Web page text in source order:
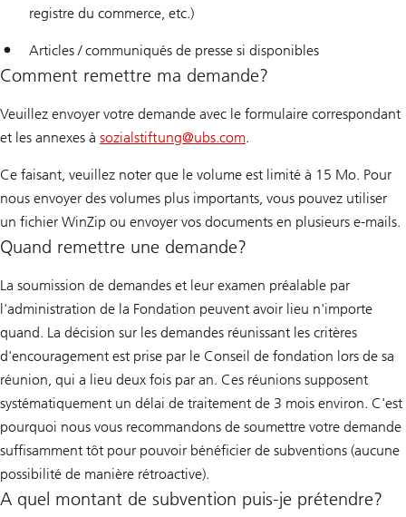
registre du commerce, etc.)
Articles / communiqués de presse si disponibles
Comment remettre ma demande?
Veuillez envoyer votre demande avec le formulaire correspondant
et les annexes à sozialstiftung@ubs.com.
Ce faisant, veuillez noter que le volume est limité à 15 Mo. Pour
nous envoyer des volumes plus importants, vous pouvez utiliser
un fichier WinZip ou envoyer vos documents en plusieurs e-mails.
Quand remettre une demande?
La soumission de demandes et leur examen préalable par
l'administration de la Fondation peuvent avoir lieu n'importe
quand. La décision sur les demandes réunissant les critères
d'encouragement est prise par le Conseil de fondation lors de sa
réunion, qui a lieu deux fois par an. Ces réunions supposent
systématiquement un délai de traitement de 3 mois environ. C'est
pourquoi nous vous recommandons de soumettre votre demande
suffisamment tôt pour pouvoir bénéficier de subventions (aucune
possibilité de manière rétroactive).
A quel montant de subvention puis-je prétendre?